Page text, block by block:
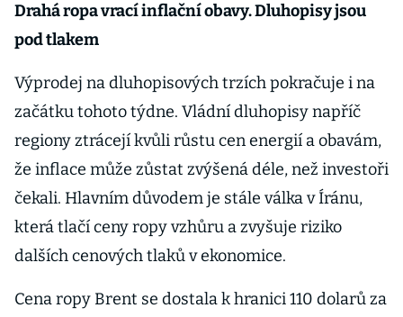
Drahá ropa vrací inflační obavy. Dluhopisy jsou
pod tlakem
Výprodej na dluhopisových trzích pokračuje i na
začátku tohoto týdne. Vládní dluhopisy napříč
regiony ztrácejí kvůli růstu cen energií a obavám,
že inflace může zůstat zvýšená déle, než investoři
čekali. Hlavním důvodem je stále válka v Íránu,
která tlačí ceny ropy vzhůru a zvyšuje riziko
dalších cenových tlaků v ekonomice.
Cena ropy Brent se dostala k hranici 110 dolarů za